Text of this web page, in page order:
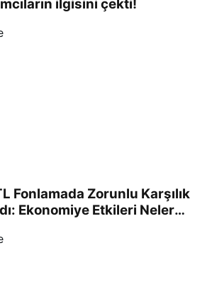
ilgisini çekti!
Fonlamada Zorunlu Karşılık
Ekonomiye Etkileri Neler